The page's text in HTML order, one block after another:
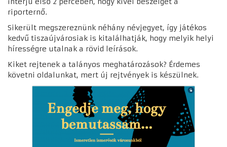
riporternő.
Sikerült megszereznünk néhány névjegyet, így játékos
kedvű tiszaújvárosiak is kitalálhatják, hogy melyik helyi
hírességre utalnak a rövid leírások.
Kiket rejtenek a talányos meghatározások? Érdemes
követni oldalunkat, mert új rejtvények is készülnek.